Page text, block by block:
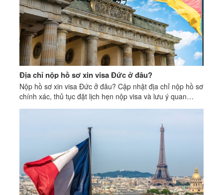
Địa chỉ nộp hồ sơ xin visa Đức ở đâu?
Nộp hồ sơ xin visa Đức ở đâu? Cập nhật địa chỉ nộp hồ sơ
chính xác, thủ tục đặt lịch hẹn nộp visa và lưu ý quan